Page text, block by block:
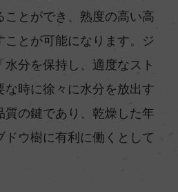
ことができ、熟度の高い高
ことが可能になります。ジ
水分を保持し、適度なスト
な時に徐々に水分を放出す
質の鍵であり、乾燥した年
ドウ樹に有利に働くとして